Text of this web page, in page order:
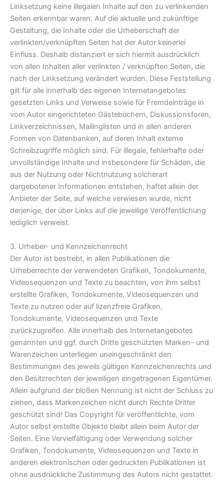
Linksetzung keine illegalen Inhalte auf den zu verlinkenden
Seiten erkennbar waren. Auf die aktuelle und zukünftige
Gestaltung, die Inhalte oder die Urheberschaft der
verlinkten/verknüpften Seiten hat der Autor keinerlei
Einfluss. Deshalb distanziert er sich hiermit ausdrücklich
von allen Inhalten aller verlinkten / verknüpften Seiten, die
nach der Linksetzung verändert wurden. Diese Feststellung
gilt für alle innerhalb des eigenen Internetangebotes
gesetzten Links und Verweise sowie für Fremdeinträge in
vom Autor eingerichteten Gästebüchern, Diskussionsforen,
Linkverzeichnissen, Mailinglisten und in allen anderen
Formen von Datenbanken, auf deren Inhalt externe
Schreibzugriffe möglich sind. Für illegale, fehlerhafte oder
unvollständige Inhalte und insbesondere für Schäden, die
aus der Nutzung oder Nichtnutzung solcherart
dargebotener Informationen entstehen, haftet allein der
Anbieter der Seite, auf welche verwiesen wurde, nicht
derjenige, der über Links auf die jeweilige Veröffentlichung
lediglich verweist.
3. Urheber- und Kennzeichenrecht
Der Autor ist bestrebt, in allen Publikationen die
Urheberrechte der verwendeten Grafiken, Tondokumente,
Videosequenzen und Texte zu beachten, von ihm selbst
erstellte Grafiken, Tondokumente, Videosequenzen und
Texte zu nutzen oder auf lizenzfreie Grafiken,
Tondokumente, Videosequenzen und Texte
zurückzugreifen. Alle innerhalb des Internetangebotes
genannten und ggf. durch Dritte geschützten Marken- und
Warenzeichen unterliegen uneingeschränkt den
Bestimmungen des jeweils gültigen Kennzeichenrechts und
den Besitzrechten der jeweiligen eingetragenen Eigentümer.
Allein aufgrund der bloßen Nennung ist nicht der Schluss zu
ziehen, dass Markenzeichen nicht durch Rechte Dritter
geschützt sind! Das Copyright für veröffentlichte, vom
Autor selbst erstellte Objekte bleibt allein beim Autor der
Seiten. Eine Vervielfältigung oder Verwendung solcher
Grafiken, Tondokumente, Videosequenzen und Texte in
anderen elektronischen oder gedruckten Publikationen ist
ohne ausdrückliche Zustimmung des Autors nicht gestattet.